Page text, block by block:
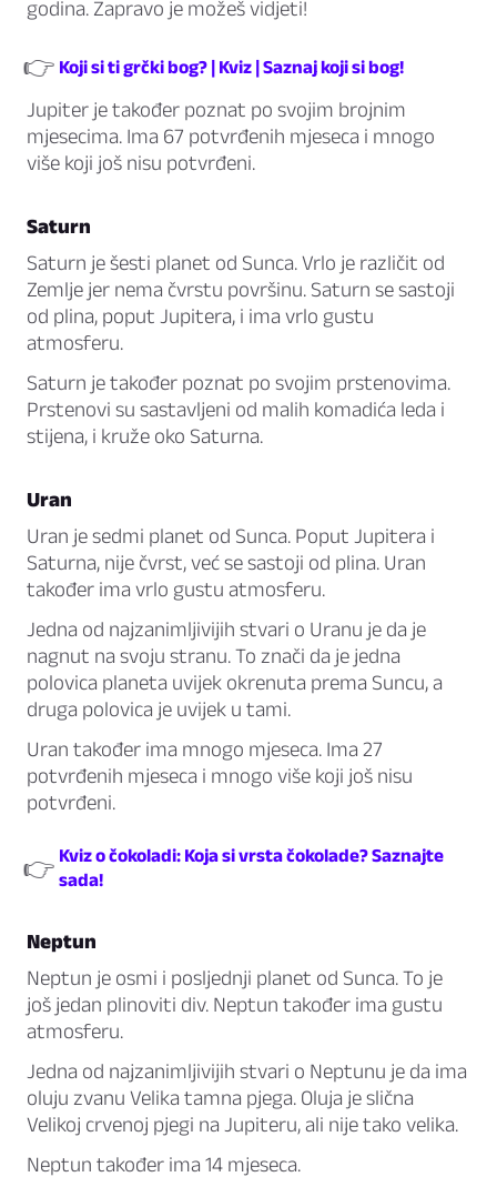
godina. Zapravo je možeš vidjeti!
👉 Koji si ti grčki bog? | Kviz | Saznaj koji si bog!
Jupiter je također poznat po svojim brojnim
mjesecima. Ima 67 potvrđenih mjeseca i mnogo
više koji još nisu potvrđeni.
Saturn
Saturn je šesti planet od Sunca. Vrlo je različit od
Zemlje jer nema čvrstu površinu. Saturn se sastoji
od plina, poput Jupitera, i ima vrlo gustu
atmosferu.
Saturn je također poznat po svojim prstenovima.
Prstenovi su sastavljeni od malih komadića leda i
stijena, i kruže oko Saturna.
Uran
Uran je sedmi planet od Sunca. Poput Jupitera i
Saturna, nije čvrst, već se sastoji od plina. Uran
također ima vrlo gustu atmosferu.
Jedna od najzanimljivijih stvari o Uranu je da je
nagnut na svoju stranu. To znači da je jedna
polovica planeta uvijek okrenuta prema Suncu, a
druga polovica je uvijek u tami.
Uran također ima mnogo mjeseca. Ima 27
potvrđenih mjeseca i mnogo više koji još nisu
potvrđeni.
👉 Kviz o čokoladi: Koja si vrsta čokolade? Saznajte
sada!
Neptun
Neptun je osmi i posljednji planet od Sunca. To je
još jedan plinoviti div. Neptun također ima gustu
atmosferu.
Jedna od najzanimljivijih stvari o Neptunu je da ima
oluju zvanu Velika tamna pjega. Oluja je slična
Velikoj crvenoj pjegi na Jupiteru, ali nije tako velika.
Neptun također ima 14 mjeseca.